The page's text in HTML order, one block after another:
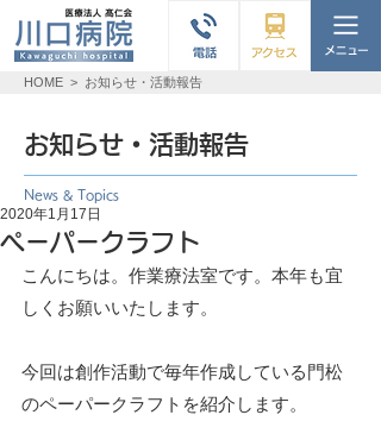
HOME > お知らせ・活動報告
お知らせ・活動報告
News & Topics
ペーパークラフト
2020年1月17日
こんにちは。作業療法室です。本年も宜
しくお願いいたします。
今回は創作活動で毎年作成している門松
のペーパークラフトを紹介します。